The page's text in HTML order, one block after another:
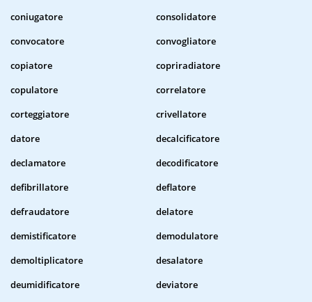
coniugatore
consolidatore
convocatore
convogliatore
copiatore
copriradiatore
copulatore
correlatore
corteggiatore
crivellatore
datore
decalcificatore
declamatore
decodificatore
defibrillatore
deflatore
defraudatore
delatore
demistificatore
demodulatore
demoltiplicatore
desalatore
deumidificatore
deviatore